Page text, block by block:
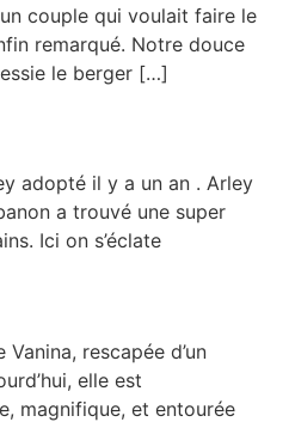
couple qui voulait faire le
remarqué. Notre douce
le berger […]
adopté il y a un an . Arley
a trouvé une super
Ici on s’éclate
rescapée d’un
elle est
magnifique, et entourée